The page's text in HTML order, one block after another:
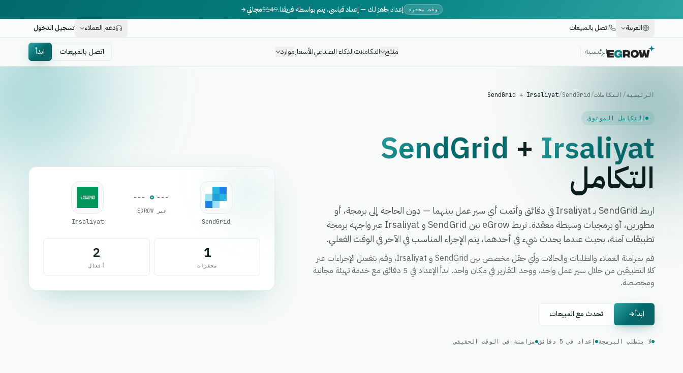
وقت محدود إعداد جاهز لك — إعداد قياسي، يتم بواسطة فريقنا.$149مجاني
العربية
اتصل بالمبيعات دعم العملاء تسجيل الدخول
الرئيسية منتج التكاملاتالذكاء الصناعيالأسعارموارد اتصل بالمبيعات ابدأ
الرئيسية/ التكاملات/
SendGrid
/
SendGrid + Irsaliyat
التكامل الموثوق
SendGrid + Irsaliyat
التكامل
اربط SendGrid بـ Irsaliyat في دقائق وأتمت أي سير عمل بينهما — دون الحاجة إلى برمجة، أو
مطورين، أو برمجيات وسيطة معقدة. تربط eGrow بين SendGrid و Irsaliyat عبر واجهة برمجة
تطبيقات آمنة، بحيث عندما يحدث شيء في أحدهما، يتم الإجراء المناسب في الآخر في الوقت الفعلي.
قم بمزامنة العملاء والطلبات والحالات وأي حقل مخصص بين SendGrid و Irsaliyat، وقم بتفعيل الإجراءات عبر
كلا التطبيقين من خلال سير عمل واحد، ووحد التقارير في مكان واحد. ابدأ الإعداد في 5 دقائق مع خدمة تهيئة مجانية
ومخصصة.
ابدأ تحدث مع المبيعات
لا يتطلب البرمجة إعداد في 5 دقائق مزامنة في الوقت الحقيقي
SendGrid
عبر EGROW
Irsaliyat
1
محفزات
2
أفعال